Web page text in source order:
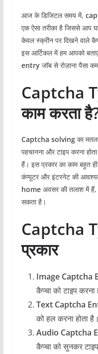
आज के डिजिटल समय में,
एक ऐसा तरीका है जिससे आप
केवल स्क्रीन पर दिखने वाले
इस आर्टिकल में हम आपको
entryजॉब से रोज़ाना पैसा
Captcha
काम करता
Captcha solvingका
पहचानना और टाइप करना
हैं। इस प्रकार का काम बहुत
कंप्यूटर और इंटरनेट की
homeअवसर की तलाश में हैं,
सकता है।
Captcha
प्रकार
Image Captcha
कैप्चा को टाइप करना
Text Captcha
को हल करना होता है।
Audio Captcha
कैप्चा को सुनकर